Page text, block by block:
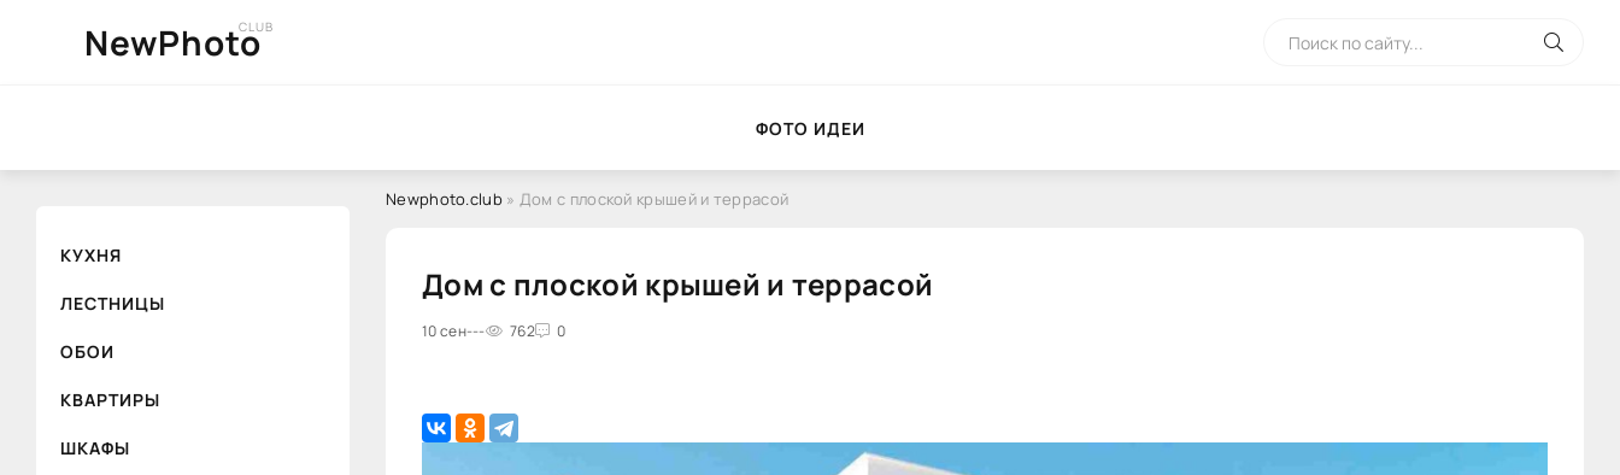
NewPhoto
CLUB
ФОТО ИДЕИ
КУХНЯ
ЛЕСТНИЦЫ
ОБОИ
КВАРТИРЫ
ШКАФЫ
Newphoto.club» Дом с плоской крышей и террасой
Дом с плоской крышей и террасой
10 сен--- 762 0